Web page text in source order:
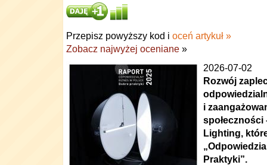
Przepisz powyższy kod i oceń artykuł »
Zobacz najwyżej oceniane »
2026-07-02
Rozwój
i
społeczności
Lighting,
Praktyki”.